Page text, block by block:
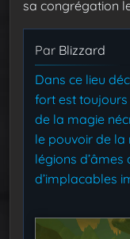
sa congrégation
Par Blizzard
Dans ce lieu
fort est toujours
de la magie
le pouvoir de
légions d’âmes
d’implacables